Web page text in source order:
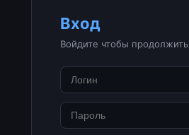
Вход
Войдите чтобы продолжить